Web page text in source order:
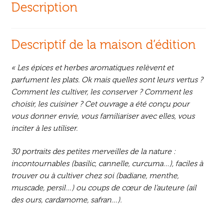
Description
Descriptif de la maison d’édition
« Les épices et herbes aromatiques relèvent et
parfument les plats. Ok mais quelles sont leurs vertus ?
Comment les cultiver, les conserver ? Comment les
choisir, les cuisiner ? Cet ouvrage a été conçu pour
vous donner envie, vous familiariser avec elles, vous
inciter à les utiliser.
30 portraits des petites merveilles de la nature :
incontournables (basilic, cannelle, curcuma…), faciles à
trouver ou à cultiver chez soi (badiane, menthe,
muscade, persil…) ou coups de cœur de l’auteure (ail
des ours, cardamome, safran…).